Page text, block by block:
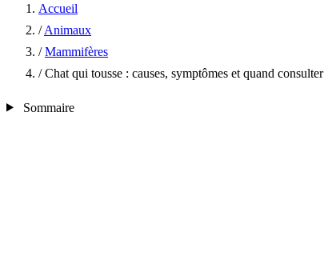
Accueil
/ Animaux
/ Mammifères
/ Chat qui tousse : causes, symptômes et quand consulter
Sommaire